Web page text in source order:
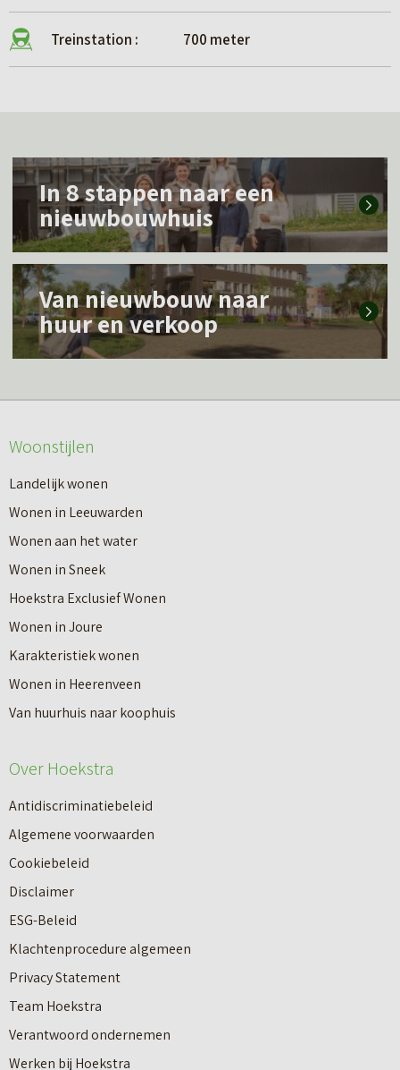
Treinstation : 700 meter
L
s
m
e
o
e
r
I
n
8
s
t
a
p
p
n
n
a
a
r
e
e
n
n
i
e
In 8 stappen naar een
nieuwbouwhuis
L
e
s
e
o
v
e
r
V
a
n
n
e
Van nieuwbouw naar
huur en verkoop
Woonstijlen
Landelijk wonen
Wonen in Leeuwarden
Wonen aan het water
Wonen in Sneek
Hoekstra Exclusief Wonen
Wonen in Joure
Karakteristiek wonen
Wonen in Heerenveen
Van huurhuis naar koophuis
Over Hoekstra
Antidiscriminatiebeleid
Algemene voorwaarden
Cookiebeleid
Disclaimer
ESG-Beleid
Klachtenprocedure algemeen
Privacy Statement
Team Hoekstra
Verantwoord ondernemen
Werken bij Hoekstra